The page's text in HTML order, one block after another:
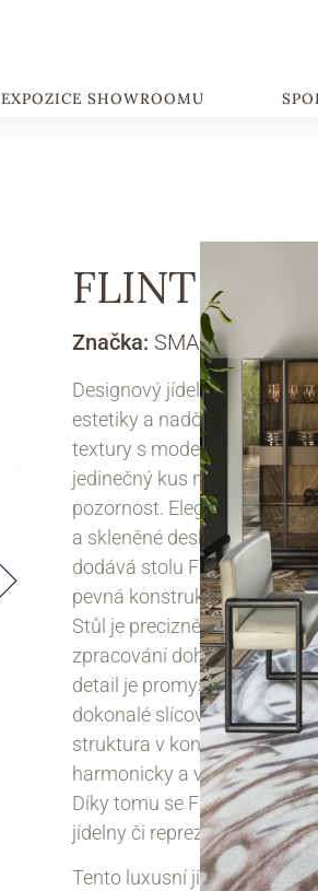
EXPOZICE SHOWROOMU
FLINT 1
Značka: SMANIA
Designový jídelní stůl FLINT
estetiky a nadčasového
textury s moderní geometrií,
jedinečný kus nábytku,
pozornost. Elegantní
a skleněné desky s jemným
dodává stolu FLINT
pevná konstrukce zaručuje
Stůl je precizně vyroben v
zpracování dohlížejí zkušení
detail je promyšlený – od
dokonalé slícování
struktura v kontrastu s
harmonicky a vytváří
Díky tomu se FLINT
jídelny či reprezentativního
Tento luxusní jídelní stůl je